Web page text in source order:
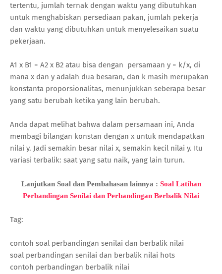
tertentu, jumlah ternak dengan waktu yang dibutuhkan
untuk menghabiskan persediaan pakan, jumlah pekerja
dan waktu yang dibutuhkan untuk menyelesaikan suatu
pekerjaan.
A1 x B1 = A2 x B2 atau bisa dengan persamaan y = k/x, di
mana x dan y adalah dua besaran, dan k masih merupakan
konstanta proporsionalitas, menunjukkan seberapa besar
yang satu berubah ketika yang lain berubah.
Anda dapat melihat bahwa dalam persamaan ini, Anda
membagi bilangan konstan dengan x untuk mendapatkan
nilai y. Jadi semakin besar nilai x, semakin kecil nilai y. Itu
variasi terbalik: saat yang satu naik, yang lain turun.
Lanjutkan Soal dan Pembahasan lainnya : Soal Latihan
Perbandingan Senilai dan Perbandingan Berbalik Nilai
Tag:
contoh soal perbandingan senilai dan berbalik nilai
soal perbandingan senilai dan berbalik nilai hots
contoh perbandingan berbalik nilai